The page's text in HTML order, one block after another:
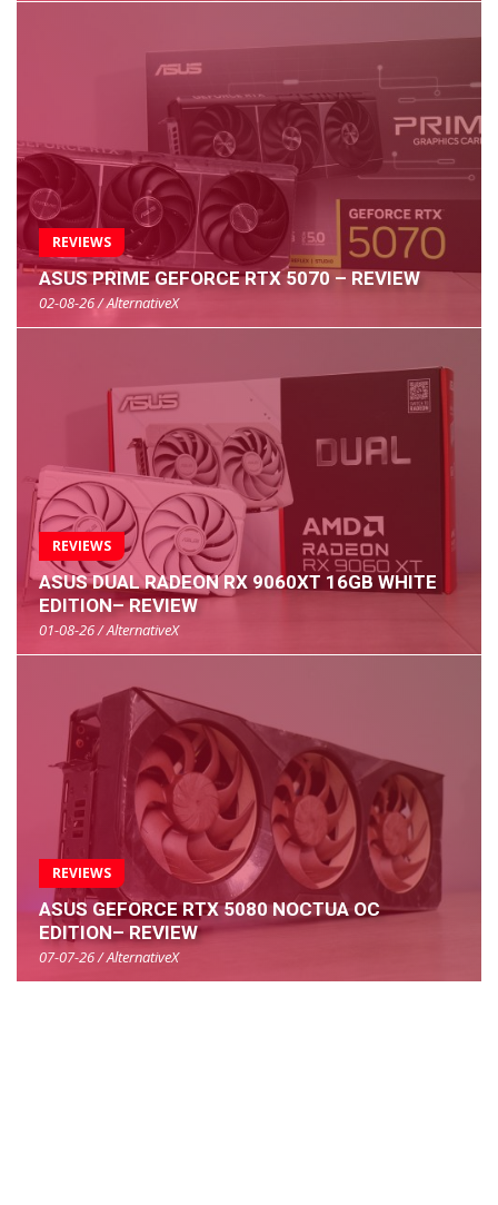
REVIEWS
ASUS PRIME GEFORCE RTX 5070 – REVIEW
02-08-26 / AlternativeX
REVIEWS
ASUS DUAL RADEON RX 9060XT 16GB WHITE
EDITION– REVIEW
01-08-26 / AlternativeX
REVIEWS
ASUS GEFORCE RTX 5080 NOCTUA OC
EDITION– REVIEW
07-07-26 / AlternativeX